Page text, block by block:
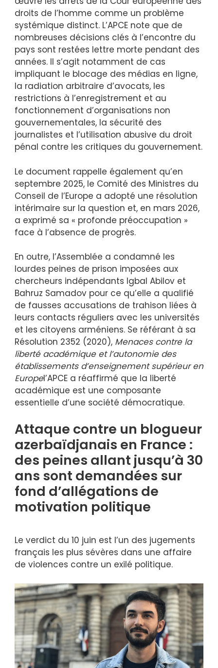
droits de l’homme comme un problème
systémique distinct. L’APCE note que de
nombreuses décisions clés à l’encontre du
pays sont restées lettre morte pendant des
années. Il s’agit notamment de cas
impliquant le blocage des médias en ligne,
la radiation arbitraire d’avocats, les
restrictions à l’enregistrement et au
fonctionnement d’organisations non
gouvernementales, la sécurité des
journalistes et l’utilisation abusive du droit
pénal contre les critiques du gouvernement.
Le document rappelle également qu’en
septembre 2025, le Comité des Ministres du
Conseil de l’Europe a adopté une résolution
intérimaire sur la question et, en mars 2026,
a exprimé sa « profonde préoccupation »
face à l’absence de progrès.
En outre, l’Assemblée a condamné les
lourdes peines de prison imposées aux
chercheurs indépendants Igbal Abilov et
Bahruz Samadov pour ce qu’elle a qualifié
de fausses accusations de trahison liées à
leurs contacts réguliers avec les universités
et les citoyens arméniens. Se référant à sa
Résolution 2352 (2020), Menaces contre la
liberté académique et l’autonomie des
établissements d’enseignement supérieur en
Europel’APCE a réaffirmé que la liberté
académique est une composante
essentielle d’une société démocratique.
Attaque contre un blogueur
azerbaïdjanais en France :
des peines allant jusqu’à 30
ans sont demandées sur
fond d’allégations de
motivation politique
Le verdict du 10 juin est l’un des jugements
français les plus sévères dans une affaire
de violences contre un exilé politique.